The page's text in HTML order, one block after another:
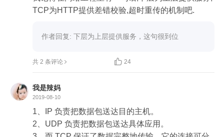
TCP为HTTP提供差错校验,超时重传的机制吧.
作者回复: 下层为上层提供服务，这句很到位
共 2 条评论  24
我是辣妈
2019-08-10
1、IP 负责把数据包送达目的主机。
2、UDP 负责把数据包送达具体应用。